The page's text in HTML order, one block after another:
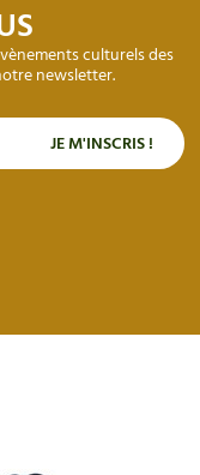
culturels des
newsletter.